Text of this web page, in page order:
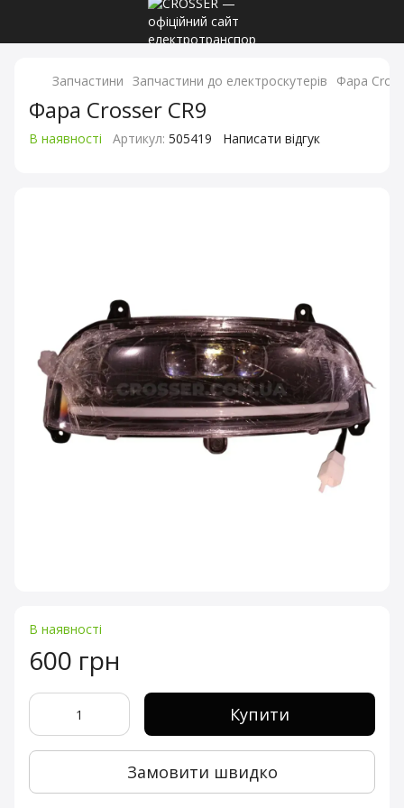
Запчастини Запчастини до електроскутерів Фара
Фара Crosser CR9
В наявності Артикул: 505419 Написати відгук
В наявності
600 грн
Купити
Замовити швидко